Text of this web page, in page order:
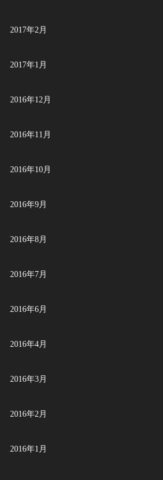
2017年2月
2017年1月
2016年12月
2016年11月
2016年10月
2016年9月
2016年8月
2016年7月
2016年6月
2016年4月
2016年3月
2016年2月
2016年1月